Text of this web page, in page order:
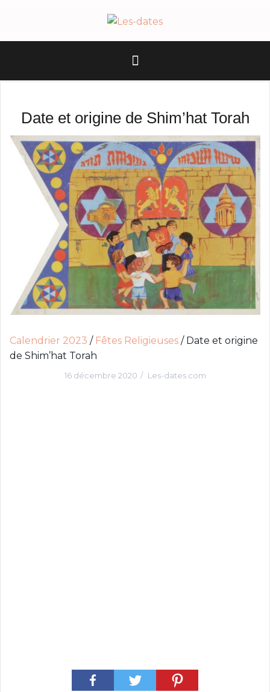
a
Date et origine de Shim’hat Torah
Calendrier 2023 / Fêtes Religieuses / Date et origine
de Shim’hat Torah
16 décembre 2020 Les-dates.com